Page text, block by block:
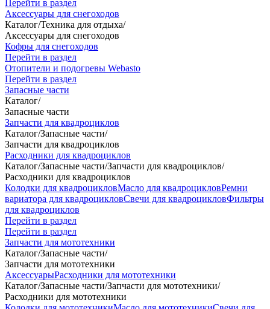
Перейти в раздел
Аксессуары для снегоходов
Каталог/Техника для отдыха/
Аксессуары для снегоходов
Кофры для снегоходов
Перейти в раздел
Отопители и подогревы Webasto
Перейти в раздел
Запасные части
Каталог/
Запасные части
Запчасти для квадроциклов
Каталог/Запасные части/
Запчасти для квадроциклов
Расходники для квадроциклов
Каталог/Запасные части/Запчасти для квадроциклов/
Расходники для квадроциклов
Колодки для квадроцикловМасло для квадроцикловРемни
вариатора для квадроцикловСвечи для квадроцикловФильтры
для квадроциклов
Перейти в раздел
Перейти в раздел
Запчасти для мототехники
Каталог/Запасные части/
Запчасти для мототехники
АксессуарыРасходники для мототехники
Каталог/Запасные части/Запчасти для мототехники/
Расходники для мототехники